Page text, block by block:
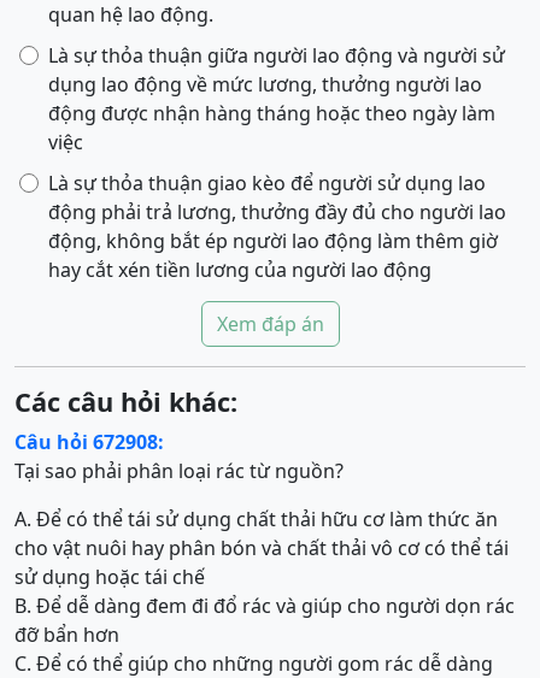
quan hệ lao động.
Là sự thỏa thuận giữa người lao động và người sử
dụng lao động về mức lương, thưởng người lao
động được nhận hàng tháng hoặc theo ngày làm
việc
Là sự thỏa thuận giao kèo để người sử dụng lao
động phải trả lương, thưởng đầy đủ cho người lao
động, không bắt ép người lao động làm thêm giờ
hay cắt xén tiền lương của người lao động
Xem đáp án
Các câu hỏi khác:
Câu hỏi 672908:
Tại sao phải phân loại rác từ nguồn?
A. Để có thể tái sử dụng chất thải hữu cơ làm thức ăn
cho vật nuôi hay phân bón và chất thải vô cơ có thể tái
sử dụng hoặc tái chế
B. Để dễ dàng đem đi đổ rác và giúp cho người dọn rác
đỡ bẩn hơn
C. Để có thể giúp cho những người gom rác dễ dàng